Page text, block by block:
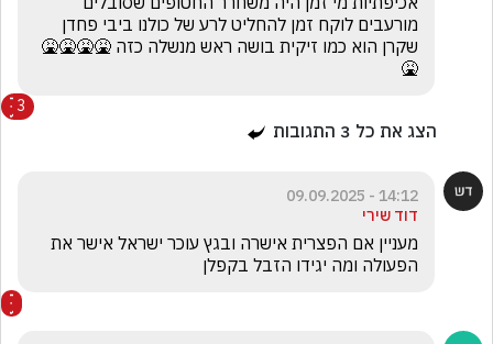
שקרן הוא כמו זיקית בושה ראש מנשלה כזה 🤮🤮🤮🤮
🤮
3
הצג את כל 3 התגובות
14:12 - 09.09.2025
דוד שירי
הפעולה ומה יגידו הזבל בקפלן